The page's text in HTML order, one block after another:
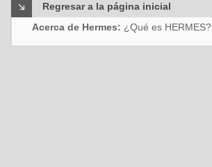
Regresar a la página inicial
Acerca de Hermes: ¿Qué es HERMES?